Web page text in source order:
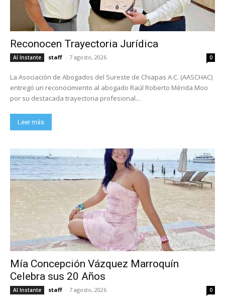
Reconocen Trayectoria Jurídica
Al Instante staff - 7 agosto, 2026 0
La Asociación de Abogados del Sureste de Chiapas A.C. (AASCHAC)
entregó un reconocimiento al abogado Raúl Roberto Mérida Moo
por su destacada trayectoria profesional...
Leer más
Mía Concepción Vázquez Marroquín
Celebra sus 20 Años
Al Instante staff - 7 agosto, 2026 0